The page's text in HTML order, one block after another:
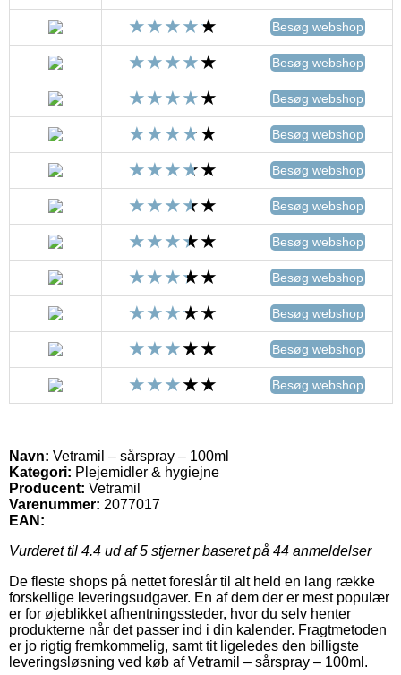
Besøg webshop
Besøg webshop
Besøg webshop
Besøg webshop
Besøg webshop
Besøg webshop
Besøg webshop
Besøg webshop
Besøg webshop
Besøg webshop
Besøg webshop
Navn: Vetramil – sårspray – 100ml
Kategori: Plejemidler & hygiejne
Producent: Vetramil
Varenummer: 2077017
EAN:
Vurderet til 4.4 ud af 5 stjerner baseret på 44 anmeldelser
De fleste shops på nettet foreslår til alt held en lang række
forskellige leveringsudgaver. En af dem der er mest populær
er for øjeblikket afhentningssteder, hvor du selv henter
produkterne når det passer ind i din kalender. Fragtmetoden
er jo rigtig fremkommelig, samt tit ligeledes den billigste
leveringsløsning ved køb af Vetramil – sårspray – 100ml.